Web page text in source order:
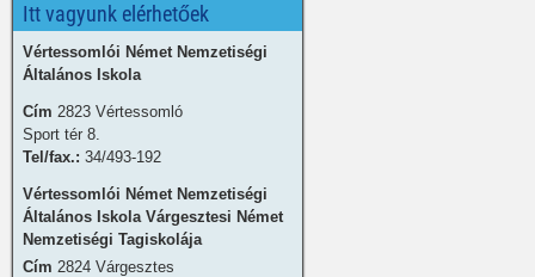
Itt vagyunk elérhetőek
Vértessomlói Német Nemzetiségi
Általános Iskola
Cím 2823 Vértessomló
Sport tér 8.
Tel/fax.: 34/493-192
Vértessomlói Német Nemzetiségi
Általános Iskola Várgesztesi Német
Nemzetiségi Tagiskolája
Cím 2824 Várgesztes